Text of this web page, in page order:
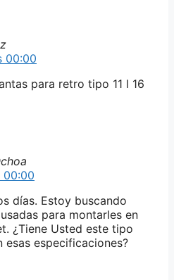
00:00
para retro tipo 11 l 16
00:00
días. Estoy buscando
para montarles en
¿Tiene Usted este tipo
especificaciones?